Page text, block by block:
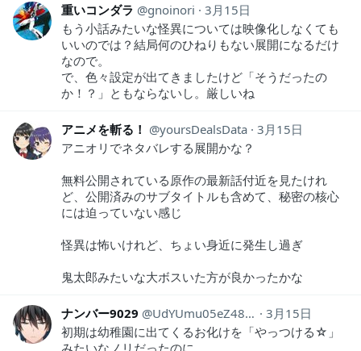
重いコンダラ gnoinori
3月15日
もう小話みたいな怪異については映像化しなくても
いいのでは？結局何のひねりもない展開になるだけ
なので。
で、色々設定が出てきましたけど「そうだったの
か！？」ともならないし。厳しいね
アニメを斬る！ yoursDealsData 3月15日
アニオリでネタバレする展開かな？
無料公開されている原作の最新話付近を見たけれ
ど、公開済みのサブタイトルも含めて、秘密の核心
には迫っていない感じ
怪異は怖いけれど、ちょい身近に発生し過ぎ
鬼太郎みたいな大ボスいた方が良かったかな
ナンバー9029 UdYUmu05eZ48830
3月15日
初期は幼稚園に出てくるお化けを「やっつける☆」
みたいなノリだったのに